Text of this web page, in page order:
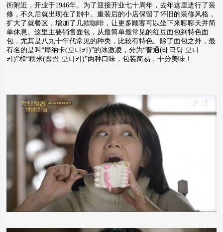
街附近，开业于1946年。为了迎接开业七十周年，去年这里进行了装
修，不久后就出现在了剧中。重装后的小店保留了怀旧的装修风格，
扩大了就餐区，增加了几款咖啡，让更多顾客可以坐下来聊聊天并简
单休息。这里主要销售面包，从最简单最常见的红豆面包到特色面
包，尤其是八九十年代常见的种类，比较有特色。除了面包之外，最
有名的是叫“摩纳卡(모나카)”的冰激凌，分为“普通(태극당 모나
카)”和“糯米(찹쌀 모나카)”两种口味，包装简易，十分美味！